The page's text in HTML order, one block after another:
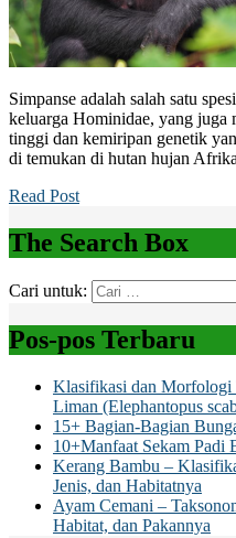
Simpanse adalah salah satu
keluarga Hominidae, yang juga
tinggi dan kemiripan genetik
di temukan di hutan hujan
Read Post
The Search Box
Cari untuk:
Pos-pos Terbaru
Klasifikasi dan Morfologi
Liman (Elephantopus
15+ Bagian-Bagian
10+Manfaat Sekam Padi
Kerang Bambu –
Jenis, dan Habitatnya
Ayam Cemani –
Habitat, dan Pakannya